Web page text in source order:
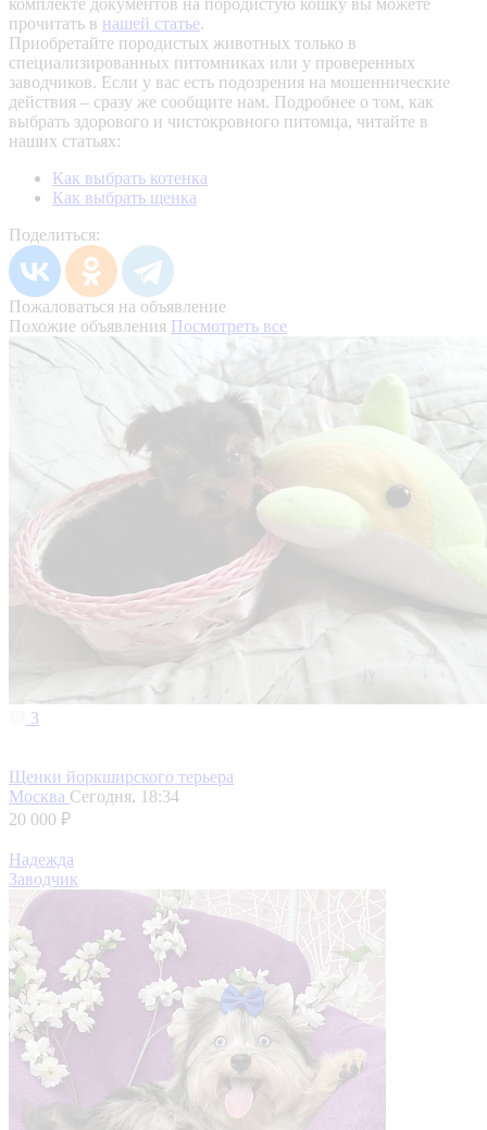
комплекте документов на породистую кошку вы можете
прочитать в нашей статье.
Приобретайте породистых животных только в
специализированных питомниках или у проверенных
заводчиков. Если у вас есть подозрения на мошеннические
действия – сразу же сообщите нам. Подробнее о том, как
выбрать здорового и чистокровного питомца, читайте в
наших статьях:
Как выбрать котенка
Как выбрать щенка
Поделиться:
Пожаловаться на объявление
Похожие объявления Посмотреть все
3
Щенки йоркширского терьера
Москва Сегодня, 18:34
20 000 ₽
Надежда
Заводчик